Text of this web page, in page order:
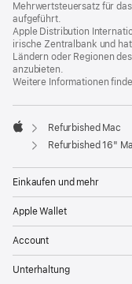
Mehrwertsteuersatz für
aufgeführt.
Apple Distribution
irische Zentralbank und
Ländern oder Regionen
anzubieten.
Weitere Informationen
Apple
Refurbished Mac
Refurbished 16" MacBook
Einkaufen und mehr
Apple Wallet
Account
Unterhaltung